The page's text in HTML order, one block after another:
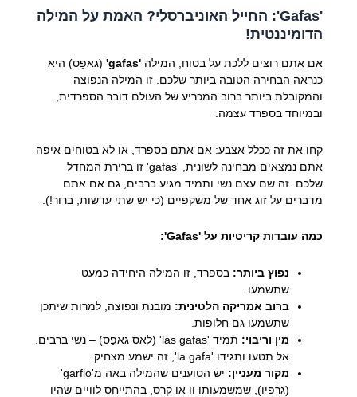
'Gafas': החייל האוניברסלי? האמת על המילה
הדומיננטית!
אם אתם רוצים ללכת על בטוח, המילה 'gafas'
(גאפַס) היא
כנראה הבחירה הטובה ביותר שלכם. זו המילה הנפוצה
והמקובלת ביותר ברוב המכריע של העולם דובר הספרדית,
ובמיוחד בספרד עצמה.
קחו את זה ככלל אצבע: אם אתם בספרד, או לא בטוחים איפה
אתם נמצאים מבחינה לשונית, 'gafas' זו ברירת המחדל
שלכם. זה שם עצם נשי ותמיד מגיע ברבים, גם אם אתם
מדברים על זוג אחד של משקפיים (כי יש שתי עדשות, ברור!).
כמה עובדות קריטיות על 'Gafas':
נפוץ ביותר: בספרד, זו המילה היחידה כמעט
שתשמעו.
ברוב אמריקה הלטינית: מובנת ונפוצה, למרות שיתכן
שתשמעו גם חלופות.
מין וריבוי:
תמיד 'las gafas' (לאס גאפַס) – נשי ברבים.
אל תטעו ותגידו 'la gafa', זה ישמע מצחיק.
מקור מעניין:
יש הטוענים שהמילה באה מ'garfio'
(גרפיו), שמשמעותו וו או קרס, בהתייחס לוויים שהיו